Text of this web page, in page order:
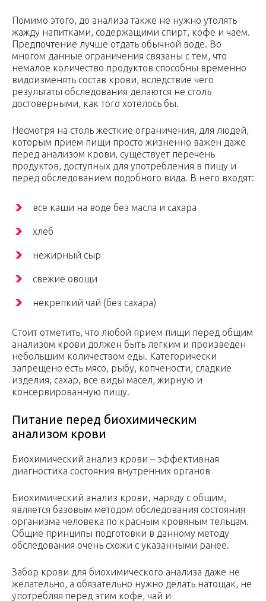
Помимо этого, до анализа также не нужно утолять
жажду напитками, содержащими спирт, кофе и чаем.
Предпочтение лучше отдать обычной воде. Во
многом данные ограничения связаны с тем, что
немалое количество продуктов способны временно
видоизменять состав крови, вследствие чего
результаты обследования делаются не столь
достоверными, как того хотелось бы.
Несмотря на столь жесткие ограничения, для людей,
которым прием пищи просто жизненно важен даже
перед анализом крови, существует перечень
продуктов, доступных для употребления в пищу и
перед обследованием подобного вида. В него входят:
все каши на воде без масла и сахара
хлеб
нежирный сыр
свежие овощи
некрепкий чай (без сахара)
Стоит отметить, что любой прием пищи перед общим
анализом крови должен быть легким и произведен
небольшим количеством еды. Категорически
запрещено есть мясо, рыбу, копчености, сладкие
изделия, сахар, все виды масел, жирную и
консервированную пищу.
Питание перед биохимическим
анализом крови
Биохимический анализ крови – эффективная
диагностика состояния внутренних органов
Биохимический анализ крови, наряду с общим,
является базовым методом обследования состояния
организма человека по красным кровяным тельцам.
Общие принципы подготовки в данному методу
обследования очень схожи с указанными ранее.
Забор крови для биохимического анализа даже не
желательно, а обязательно нужно делать натощак, не
употребляя перед этим кофе, чай и